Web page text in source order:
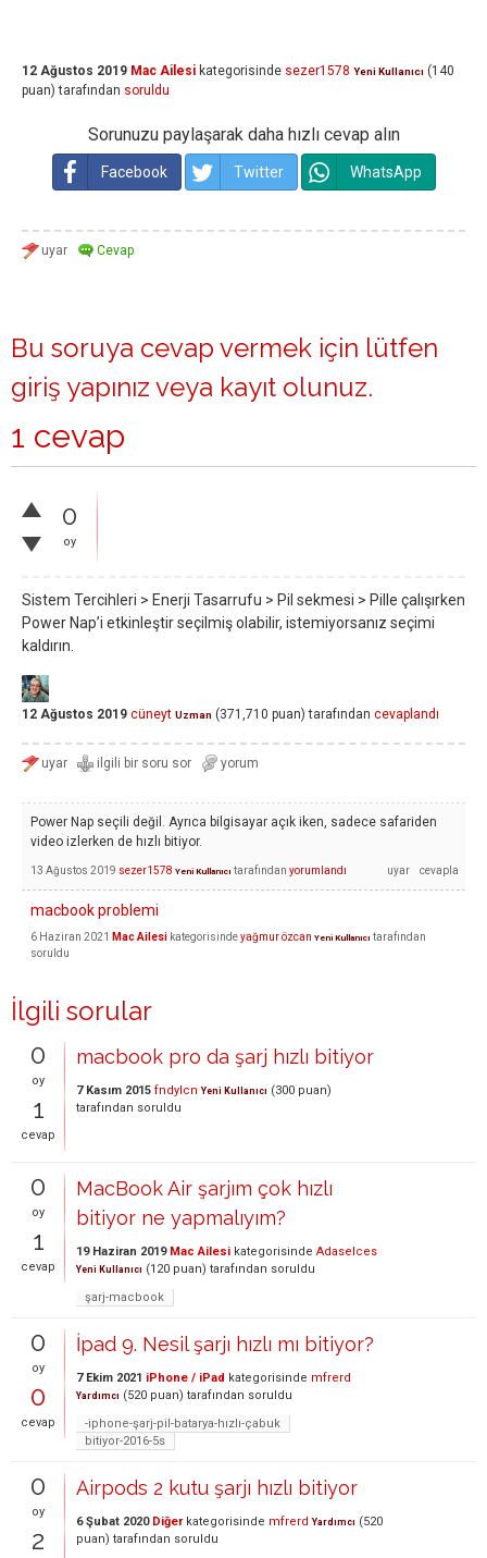
12 Ağustos 2019 Mac Ailesi kategorisinde sezer1578 Yeni Kullanıcı (140
puan) tarafından soruldu
Sorunuzu paylaşarak daha hızlı cevap alın
Facebook Twitter WhatsApp
Bu soruya cevap vermek için lütfen
giriş yapınız veya kayıt olunuz.
1 cevap
0
oy
Sistem Tercihleri > Enerji Tasarrufu > Pil sekmesi > Pille çalışırken
Power Nap’i etkinleştir seçilmiş olabilir, istemiyorsanız seçimi
kaldırın.
12 Ağustos 2019 cüneyt Uzman (371,710 puan) tarafından cevaplandı
Power Nap seçili değil. Ayrıca bilgisayar açık iken, sadece safariden
video izlerken de hızlı bitiyor.
13 Ağustos 2019 sezer1578 Yeni Kullanıcı tarafından yorumlandı
macbook problemi
6 Haziran 2021 Mac Ailesi kategorisindeyağmur özcan Yeni Kullanıcı tarafından
soruldu
İlgili sorular
0
oy
1
cevap
macbook pro da şarj hızlı bitiyor
7 Kasım 2015 fndylcn Yeni Kullanıcı (300 puan)
tarafından soruldu
0
oy
1
cevap
MacBook Air şarjım çok hızlı
bitiyor ne yapmalıyım?
19 Haziran 2019 Mac Ailesi kategorisinde Adaselces
Yeni Kullanıcı (120 puan) tarafından soruldu
şarj-macbook
0
oy
0
cevap
İpad 9. Nesil şarjı hızlı mı bitiyor?
7 Ekim 2021 iPhone / iPad kategorisinde mfrerd
Yardımcı (520 puan) tarafından soruldu
-iphone-şarj-pil-batarya-hızlı-çabuk
bitiyor-2016-5s
0
oy
2
Airpods 2 kutu şarjı hızlı bitiyor
6 Şubat 2020 Diğerkategorisinde mfrerd Yardımcı (520
puan) tarafından soruldu